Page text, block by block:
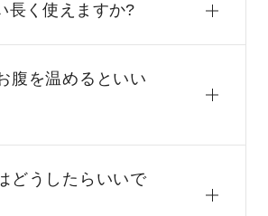
長く使えますか?
腹を温めるといい
どうしたらいいで